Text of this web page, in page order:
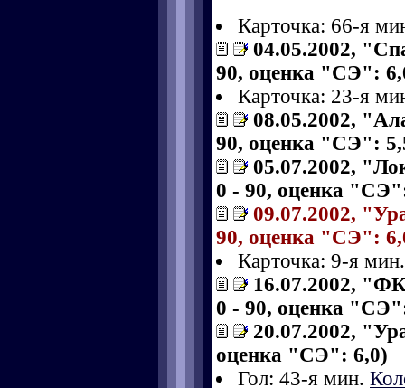
Карточка: 66-я
04.05.2002,
90, оценка "СЭ":
Карточка: 23-я
08.05.2002,
90, оценка "СЭ":
05.07.2002,
0 - 90, оценка
09.07.2002,
90, оценка "СЭ":
Карточка: 9-я
16.07.2002,
0 - 90, оценка
20.07.2002,
оценка "СЭ": 6,0)
Гол: 43-я мин.